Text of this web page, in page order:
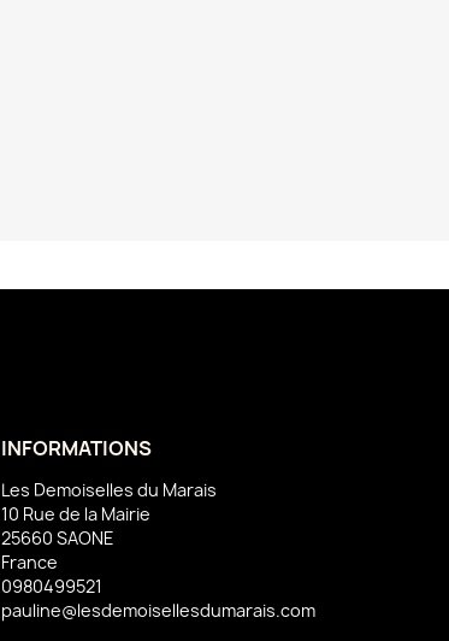
INFORMATIONS
Les Demoiselles du Marais
10 Rue de la Mairie
25660 SAONE
France
0980499521
pauline@lesdemoisellesdumarais.com